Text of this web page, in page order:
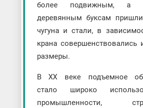
более подвижным, а
деревянным буксам
чугуна и стали, в
крана
размеры.
В XX веке подъемное
стало широко
промышленности,